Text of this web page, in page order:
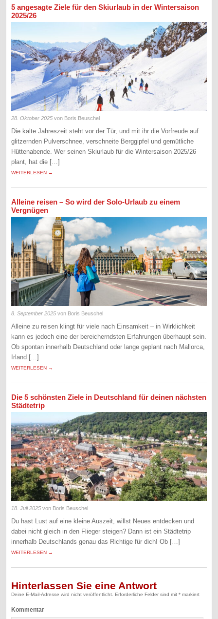
5 angesagte Ziele für den Skiurlaub in der Wintersaison
2025/26
28. Oktober 2025 von Boris Beuschel
Die kalte Jahreszeit steht vor der Tür, und mit ihr die Vorfreude auf
glitzernden Pulverschnee, verschneite Berggipfel und gemütliche
Hüttenabende. Wer seinen Skiurlaub für die Wintersaison 2025/26
plant, hat die […]
WEITERLESEN →
Alleine reisen – So wird der Solo-Urlaub zu einem
Vergnügen
8. September 2025 von Boris Beuschel
Alleine zu reisen klingt für viele nach Einsamkeit – in Wirklichkeit
kann es jedoch eine der bereicherndsten Erfahrungen überhaupt sein.
Ob spontan innerhalb Deutschland oder lange geplant nach Mallorca,
Irland […]
WEITERLESEN →
Die 5 schönsten Ziele in Deutschland für deinen nächsten
Städtetrip
18. Juli 2025 von Boris Beuschel
Du hast Lust auf eine kleine Auszeit, willst Neues entdecken und
dabei nicht gleich in den Flieger steigen? Dann ist ein Städtetrip
innerhalb Deutschlands genau das Richtige für dich! Ob […]
WEITERLESEN →
Hinterlassen Sie eine Antwort
Deine E-Mail-Adresse wird nicht veröffentlicht. Erforderliche Felder sind mit* markiert
Kommentar